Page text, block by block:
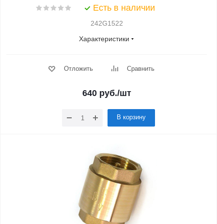
Есть в наличии
242G1522
Характеристики
Отложить Сравнить
640 руб./шт
В корзину